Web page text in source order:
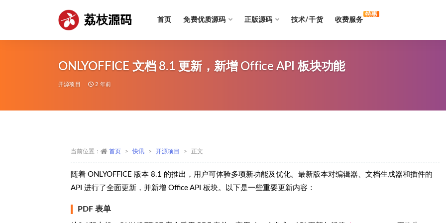
荔枝源码 首页 免费优质源码 正版源码 技术/干货 收费服务
特惠
ONLYOFFICE 文档 8.1 更新，新增 Office API 板块功能
开源项目 2 年前
当前位置： 首页 快讯 开源项目 正文
随着 ONLYOFFICE 版本 8.1 的推出，用户可体验多项新功能及优化。最新版本对编辑器、文档生成器和插件的
API 进行了全面更新，并新增 Office API 板块。以下是一些重要更新内容：
PDF 表单